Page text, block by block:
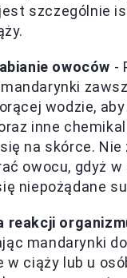
szczególnie
owoców -
wodzie,
inne
na skórce. Nie
owocu, gdyż
niepożądane
reakcji
mandarynki
w ciąży lub u